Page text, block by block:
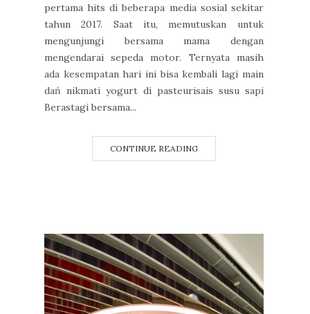
pertama hits di beberapa media sosial sekitar
tahun 2017. Saat itu, memutuskan untuk
mengunjungi bersama mama dengan
mengendarai sepeda motor. Ternyata masih
ada kesempatan hari ini bisa kembali lagi main
dań nikmati yogurt di pasteurisais susu sapi
Berastagi bersama...
CONTINUE READING